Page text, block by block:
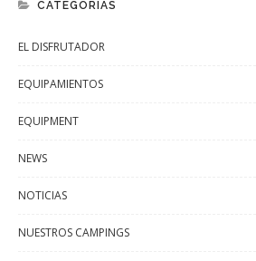
CATEGORÍAS
EL DISFRUTADOR
EQUIPAMIENTOS
EQUIPMENT
NEWS
NOTICIAS
NUESTROS CAMPINGS